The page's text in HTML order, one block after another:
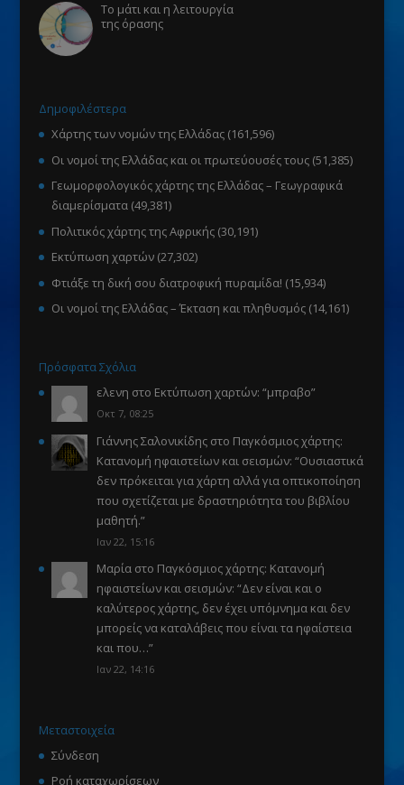
Το μάτι και η λειτουργία
της όρασης
Δημοφιλέστερα
Χάρτης των νομών της Ελλάδας (161,596)
Οι νομοί της Ελλάδας και οι πρωτεύουσές τους (51,385)
Γεωμορφολογικός χάρτης της Ελλάδας – Γεωγραφικά
διαμερίσματα (49,381)
Πολιτικός χάρτης της Αφρικής (30,191)
Εκτύπωση χαρτών (27,302)
Φτιάξε τη δική σου διατροφική πυραμίδα! (15,934)
Οι νομοί της Ελλάδας – Έκταση και πληθυσμός (14,161)
Πρόσφατα Σχόλια
ελενη στο Εκτύπωση χαρτών: “μπραβο”
Οκτ 7, 08:25
Γιάννης Σαλονικίδηςστο Παγκόσμιος χάρτης:
Κατανομή ηφαιστείων και σεισμών: “Ουσιαστικά
δεν πρόκειται για χάρτη αλλά για οπτικοποίηση
που σχετίζεται με δραστηριότητα του βιβλίου
μαθητή.”
Ιαν 22, 15:16
Μαρίαστο Παγκόσμιος χάρτης: Κατανομή
ηφαιστείων και σεισμών: “Δεν είναι και ο
καλύτερος χάρτης, δεν έχει υπόμνημα και δεν
μπορείς να καταλάβεις που είναι τα ηφαίστεια
και που…”
Ιαν 22, 14:16
Μεταστοιχεία
Σύνδεση
Ροή καταχωρίσεων